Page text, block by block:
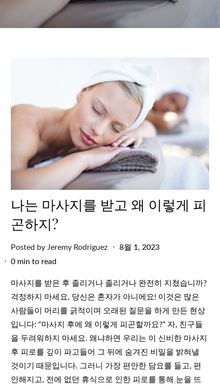
나는 마사지를 받고 왜 이렇게 피
곤하지?
Posted by Jeremy Rodriguez
Posted
8월 1, 2023
0 min to read
마사지를 받은 후 졸리거나 졸리거나 완전히 지쳤습니까?
걱정하지 마세요, 당신은 혼자가 아니에요! 이것은 많은
사람들이 머리를 긁적이며 오래된 질문을 하게 만든 현상
입니다: “마사지 후에 왜 이렇게 피곤할까요?” 자, 친구들
을 두려워하지 마세요. 왜냐하면 우리는 이 신비한 마사지
후 피로를 깊이 파고들어 그 뒤에 숨겨진 비밀을 밝혀낼
것이기 때문입니다. 그러니 가장 편안한 담요를 들고, 편
안해지고, 전에 없던 휴식으로 인한 피로를 통해 눈을 뜨